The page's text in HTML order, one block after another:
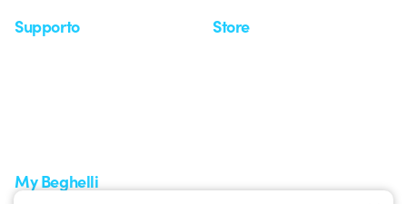
Supporto Store
My Beghelli